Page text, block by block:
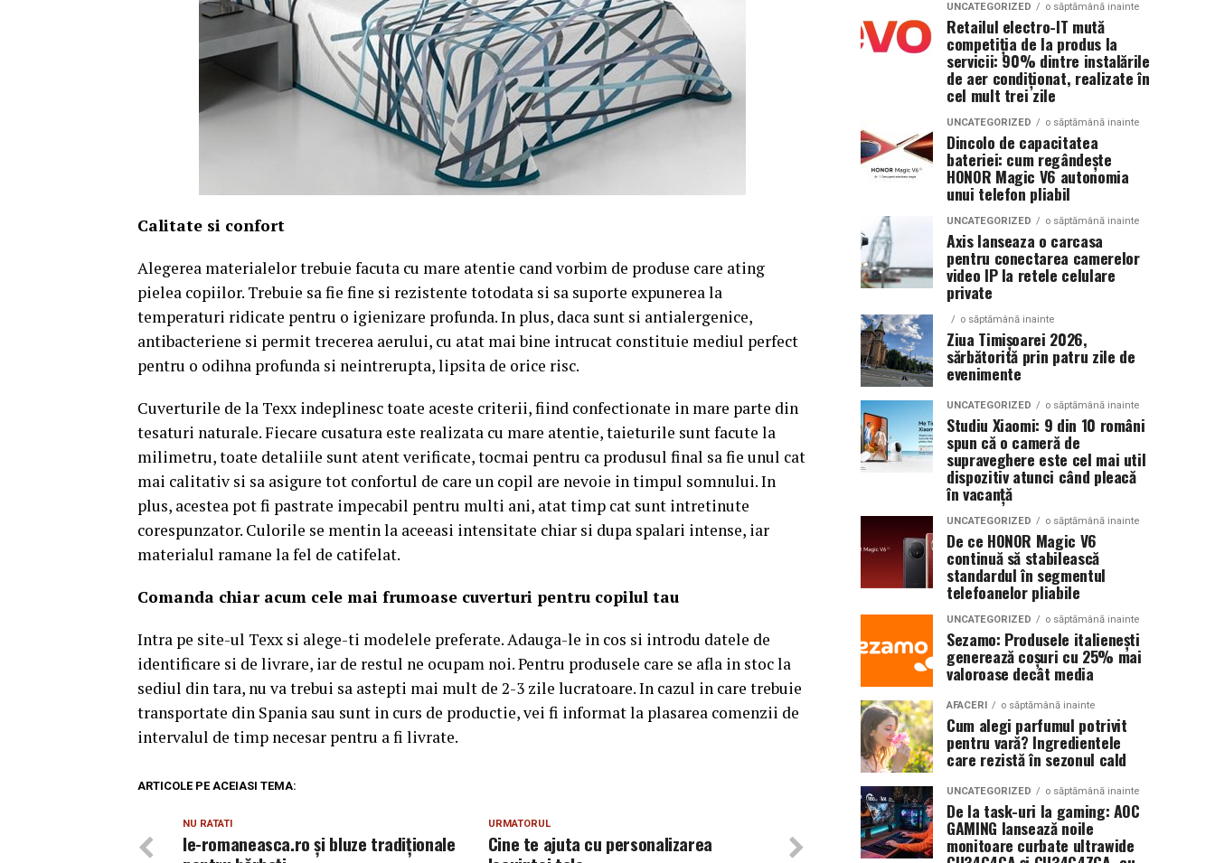
Calitate si confort
Alegerea materialelor trebuie facuta cu mare atentie cand vorbim de produse care ating
pielea copiilor. Trebuie sa fie fine si rezistente totodata si sa suporte expunerea la
temperaturi ridicate pentru o igienizare profunda. In plus, daca sunt si antialergenice,
antibacteriene si permit trecerea aerului, cu atat mai bine intrucat constituie mediul perfect
pentru o odihna profunda si neintrerupta, lipsita de orice risc.
Cuverturile de la Texx indeplinesc toate aceste criterii, fiind confectionate in mare parte din
tesaturi naturale. Fiecare cusatura este realizata cu mare atentie, taieturile sunt facute la
milimetru, toate detaliile sunt atent verificate, tocmai pentru ca produsul final sa fie unul cat
mai calitativ si sa asigure tot confortul de care un copil are nevoie in timpul somnului. In
plus, acestea pot fi pastrate impecabil pentru multi ani, atat timp cat sunt intretinute
corespunzator. Culorile se mentin la aceeasi intensitate chiar si dupa spalari intense, iar
materialul ramane la fel de catifelat.
Comanda chiar acum cele mai frumoase cuverturi pentru copilul tau
Intra pe site-ul Texx si alege-ti modelele preferate. Adauga-le in cos si introdu datele de
identificare si de livrare, iar de restul ne ocupam noi. Pentru produsele care se afla in stoc la
sediul din tara, nu va trebui sa astepti mai mult de 2-3 zile lucratoare. In cazul in care trebuie
transportate din Spania sau sunt in curs de productie, vei fi informat la plasarea comenzii de
intervalul de timp necesar pentru a fi livrate.
ARTICOLE PE ACEIASI TEMA:
URMATORUL
Cine te ajuta cu personalizarea
NU RATATI
Ie-romaneasca.ro și bluze tradiționale
UNCATEGORIZED o săptămână inainte
Retailul electro-IT mută
competiția de la produs la
servicii: 90% dintre instalările
de aer condiționat, realizate în
cel mult trei zile
UNCATEGORIZED o săptămână inainte
Dincolo de capacitatea
bateriei: cum regândește
HONOR Magic V6 autonomia
unui telefon pliabil
UNCATEGORIZED o săptămână inainte
Axis lanseaza o carcasa
pentru conectarea camerelor
video IP la retele celulare
private
o săptămână inainte
Ziua Timișoarei 2026,
sărbătorită prin patru zile de
evenimente
UNCATEGORIZED o săptămână inainte
Studiu Xiaomi: 9 din 10 români
spun că o cameră de
supraveghere este cel mai util
dispozitiv atunci când pleacă
în vacanță
UNCATEGORIZED o săptămână inainte
De ce HONOR Magic V6
continuă să stabilească
standardul în segmentul
telefoanelor pliabile
UNCATEGORIZED o săptămână inainte
Sezamo: Produsele italienești
generează coșuri cu 25% mai
valoroase decât media
AFACERI o săptămână inainte
Cum alegi parfumul potrivit
pentru vară? Ingredientele
care rezistă în sezonul cald
UNCATEGORIZED o săptămână inainte
De la task-uri la gaming: AOC
GAMING lansează noile
monitoare curbate ultrawide